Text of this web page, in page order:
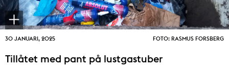
30 JANUARI, 2025 FOTO: RASMUS FORSBERG
Tillåtet med pant på lustgastuber